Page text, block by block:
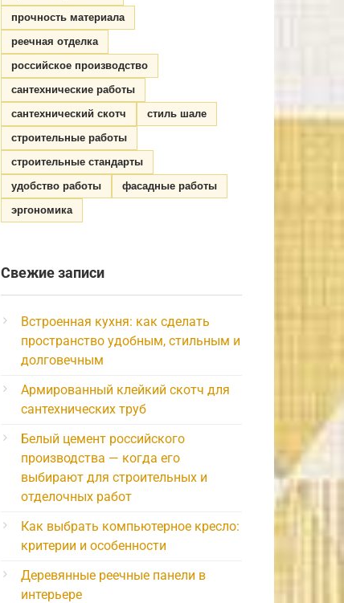
прочность материала
реечная отделка
российское производство
сантехнические работы
сантехнический скотч
стиль шале
строительные работы
строительные стандарты
удобство работы
фасадные работы
эргономика
Свежие записи
Встроенная кухня: как сделать
пространство удобным, стильным и
долговечным
Армированный клейкий скотч для
сантехнических труб
Белый цемент российского
производства — когда его
выбирают для строительных и
отделочных работ
Как выбрать компьютерное кресло:
критерии и особенности
Деревянные реечные панели в
интерьере